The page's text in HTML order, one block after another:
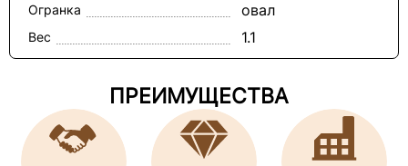
Огранка овал
Вес 1.1
ПРЕИМУЩЕСТВА